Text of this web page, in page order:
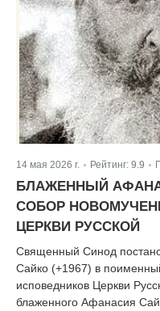
14 мая 2026 г. Рейтинг: 9.9
БЛАЖЕННЫЙ
СОБОР
ЦЕРКВИ РУССКОЙ
Священный Синод
Сайко (+1967) в
исповедников Церкви
блаженного Афанасия